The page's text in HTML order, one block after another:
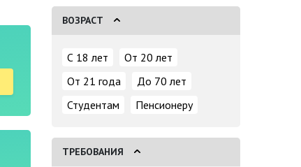
ВОЗРАСТ
С 18 лет
От 20 лет
От 21 года
До 70 лет
Студентам
Пенсионеру
ТРЕБОВАНИЯ